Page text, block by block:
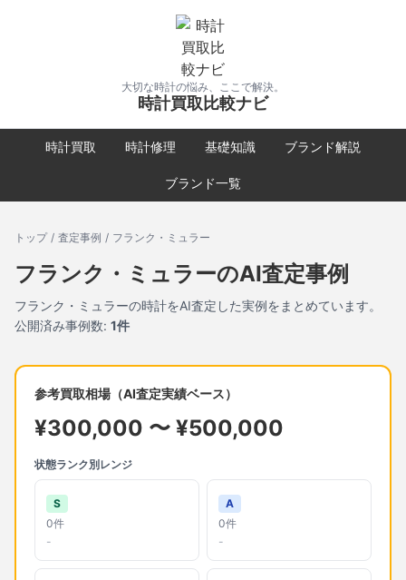
大切な時計の悩み、ここで解決。
時計買取比較ナビ
時計買取 時計修理 基礎知識 ブランド解説
ブランド一覧
トップ / 査定事例 / フランク・ミュラー
フランク・ミュラーのAI査定事例
フランク・ミュラーの時計をAI査定した実例をまとめています。
公開済み事例数: 1件
参考買取相場（AI査定実績ベース）
¥300,000 〜 ¥500,000
状態ランク別レンジ
S
0件
-
A
0件
-